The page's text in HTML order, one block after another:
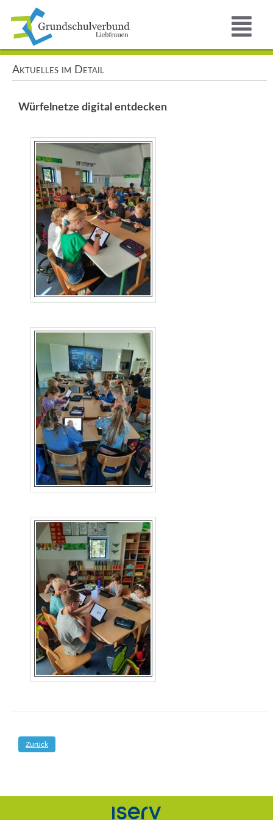
Aktuelles im Detail
Würfelnetze digital entdecken
Zurück